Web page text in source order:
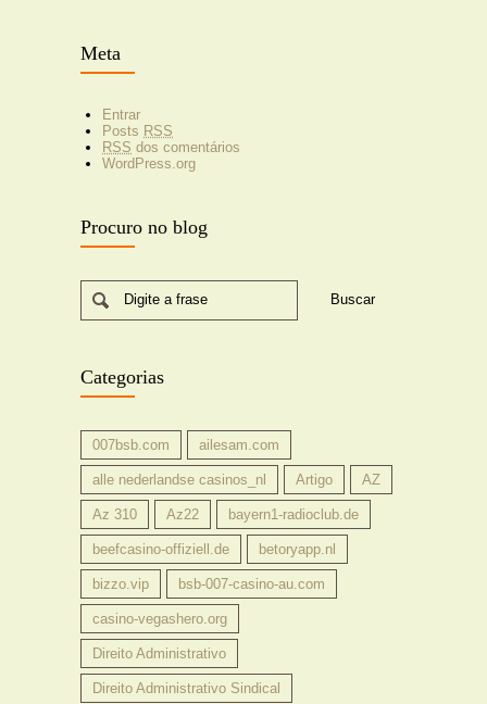
Meta
Entrar
Posts RSS
RSS dos comentários
WordPress.org
Procuro no blog
Digite a frase
Categorias
007bsb.com ailesam.com
alle nederlandse casinos_nl Artigo AZ
Az 310 Az22 bayern1-radioclub.de
beefcasino-offiziell.de betoryapp.nl
bizzo.vip bsb-007-casino-au.com
casino-vegashero.org
Direito Administrativo
Direito Administrativo Sindical